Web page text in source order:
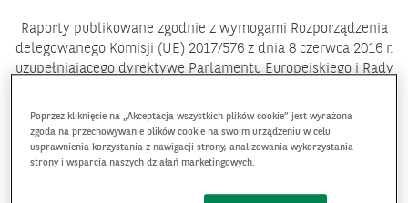
Raporty publikowane zgodnie z wymogami Rozporządzenia
delegowanego Komisji (UE) 2017/576 z dnia 8 czerwca 2016 r.
uzupełniającego dyrektywę Parlamentu Europejskiego i Rady
odniesieniu do regulacyjnych standardów technicznych
dotyczących podawania co roku do wiadomości publicznej
przez firmy inwestycyjne informacji o tożsamości systemów
wykonywania zleceń i jakości wykonywania zleceń.
Poprzez kliknięcie na „Akceptacja wszystkich plików cookie” jest wyrażona
zgoda na przechowywanie plików cookie na swoim urządzeniu w celu
usprawnienia korzystania z nawigacji strony, analizowania wykorzystania
strony i wsparcia naszych działań marketingowych.